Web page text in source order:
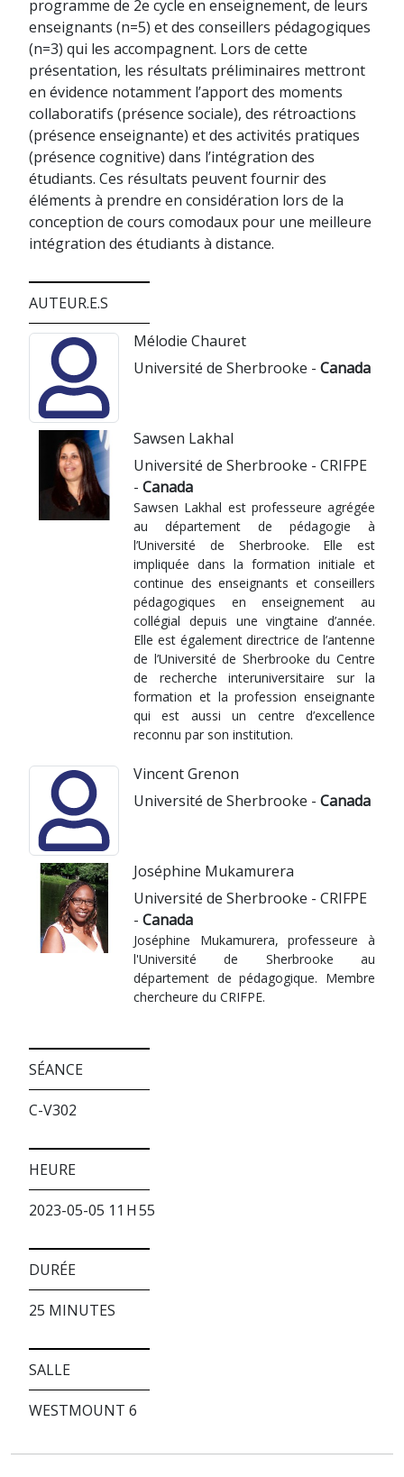
programme de 2e cycle en enseignement, de leurs
enseignants (n=5) et des conseillers pédagogiques
(n=3) qui les accompagnent. Lors de cette
présentation, les résultats préliminaires mettront
en évidence notamment l’apport des moments
collaboratifs (présence sociale), des rétroactions
(présence enseignante) et des activités pratiques
(présence cognitive) dans l’intégration des
étudiants. Ces résultats peuvent fournir des
éléments à prendre en considération lors de la
conception de cours comodaux pour une meilleure
intégration des étudiants à distance.
AUTEUR.E.S
Mélodie Chauret
Université de Sherbrooke - Canada
Sawsen Lakhal
Université de Sherbrooke - CRIFPE
- Canada
Sawsen Lakhal est professeure agrégée
au département de pédagogie à
l’Université de Sherbrooke. Elle est
impliquée dans la formation initiale et
continue des enseignants et conseillers
pédagogiques en enseignement au
collégial depuis une vingtaine d’année.
Elle est également directrice de l’antenne
de l’Université de Sherbrooke du Centre
de recherche interuniversitaire sur la
formation et la profession enseignante
qui est aussi un centre d’excellence
reconnu par son institution.
Vincent Grenon
Université de Sherbrooke - Canada
Joséphine Mukamurera
Université de Sherbrooke - CRIFPE
- Canada
Joséphine Mukamurera, professeure à
l'Université de Sherbrooke au
département de pédagogique. Membre
chercheure du CRIFPE.
SÉANCE
C-V302
HEURE
2023-05-05 11 H 55
DURÉE
25 MINUTES
SALLE
WESTMOUNT 6